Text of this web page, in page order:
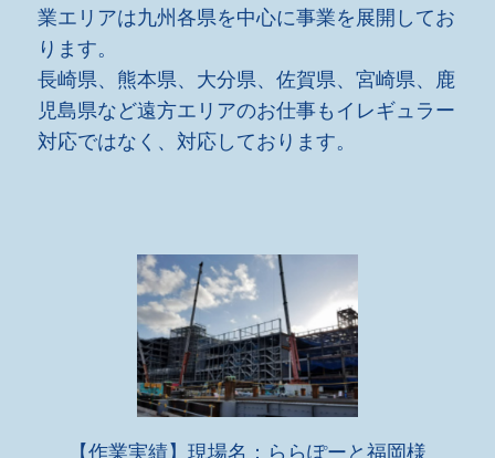
業エリアは九州各県を中心に事業を展開してお
ります。
長崎県、熊本県、大分県、佐賀県、宮崎県、鹿
児島県など遠方エリアのお仕事もイレギュラー
対応ではなく、対応しております。
【作業実績】現場名：ららぽーと福岡様